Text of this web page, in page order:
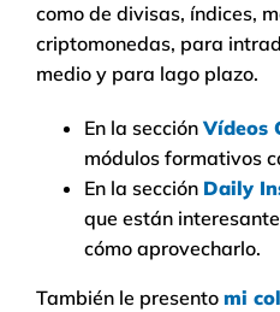
como de divisas, índices,
criptomonedas, para
medio y para lago plazo.
En la sección Vídeos
módulos formativos
En la sección Daily
que están
cómo aprovecharlo.
También le presento mi